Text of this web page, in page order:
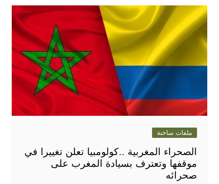
ملفات ساخنة
الصحراء المغربية ..كولومبيا تعلن تغييرا في
موقفها وتعترف بسيادة المغرب على
صحرائه